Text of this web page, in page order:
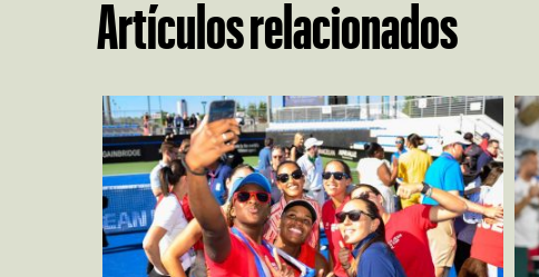
Artículos relacionados